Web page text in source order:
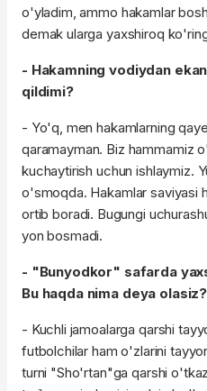
o'yladim, ammo hakamlar
demak ularga yaxshiroq
- Hakamning vodiydan
qildimi?
- Yo'q, men hakamlarning
qaramayman. Biz hammamiz
kuchaytirish uchun ishlaymiz.
o'smoqda. Hakamlar saviyasi
ortib boradi. Bugungi
yon bosmadi.
- "Bunyodkor" safarda
Bu haqda nima deya olasiz?
- Kuchli jamoalarga qarshi
futbolchilar ham o'zlarini
turni "Sho'rtan"ga qarshi